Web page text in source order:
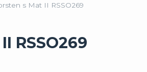
s Mat II RSSO269
RSSO269